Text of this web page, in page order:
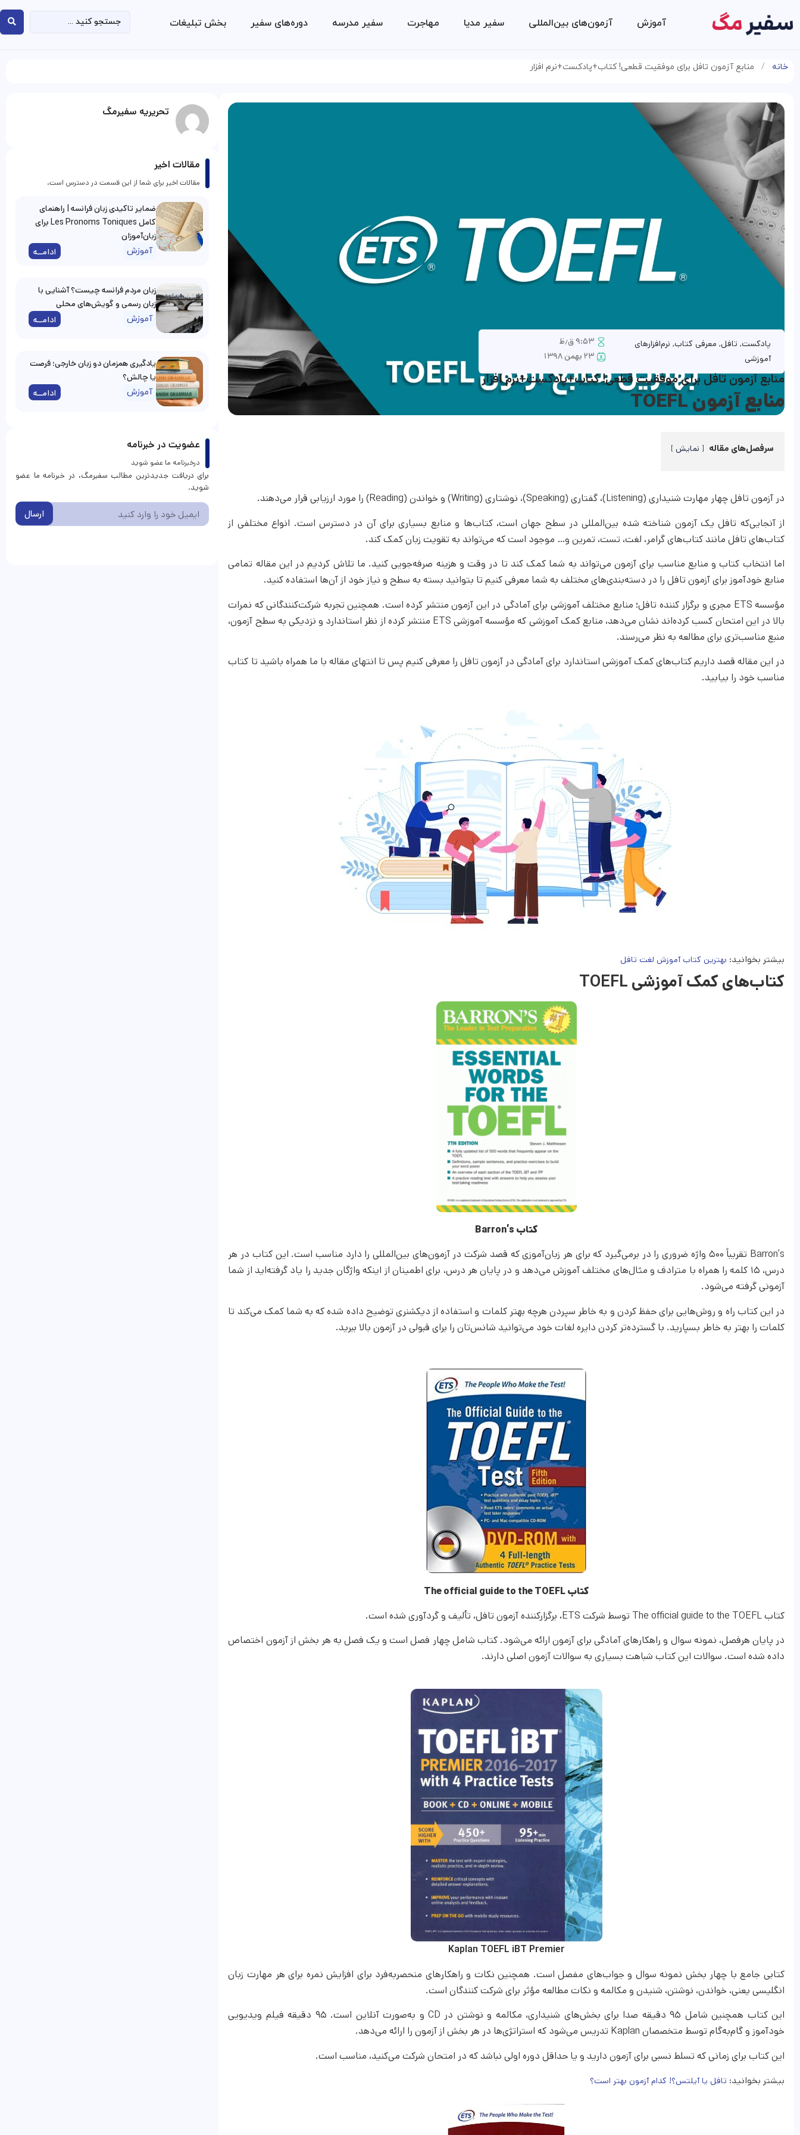
آموزش آزمون‌های بین‌المللی سفیر مدیا مهاجرت سفیر مدرسه دوره‌های سفیر بخش تبلیغات
خانه / منابع آزمون تافل برای موفقیت قطعی! کتاب+پادکست+نرم افزار
پادکست, تافل, معرفی کتاب, نرم‌افزارهای
آموزشی
۹:۵۳ ق٫ظ
۲۳ بهمن ۱۳۹۸
منابع آزمون تافل برای موفقیت قطعی! کتاب+پادکست+نرم افزار
منابع آزمون TOEFL
سرفصل‌های مقاله نمایش
در آزمون تافل چهار مهارت شنیداری (Listening)، گفتاری (Speaking)، نوشتاری (Writing) و خواندن (Reading) را مورد ارزیابی قرار می‌دهند.
از آنجایی‌که تافل یک آزمون شناخته شده بین‌المللی در سطح جهان است، کتاب‌ها و منابع بسیاری برای آن در دسترس است. انواع مختلفی از
کتاب‌های تافل مانند کتاب‌های گرامر، لغت، تست، تمرین و… موجود است که می‌تواند به تقویت زبان کمک کند.
اما انتخاب کتاب و منابع مناسب برای آزمون می‌تواند به شما کمک کند تا در وقت و هزینه صرفه‌جویی کنید. ما تلاش کردیم در این مقاله تمامی
منابع خودآموز برای آزمون تافل را در دسته‌بندی‌های مختلف به شما معرفی کنیم تا بتوانید بسته به سطح و نیاز خود از آن‌ها استفاده کنید.
مؤسسه ETS مجری و برگزار کننده تافل؛ منابع مختلف آموزشی برای آمادگی در این آزمون منتشر کرده است. همچنین تجربه شرکت‌کنندگانی که نمرات
بالا در این امتحان کسب کرده‌اند نشان می‌دهد، منابع کمک آموزشی که مؤسسه آموزشی ETS منتشر کرده از نظر استاندارد و نزدیکی به سطح آزمون،
منبع مناسب‌تری برای مطالعه به نظر می‌رسند.
در این مقاله قصد داریم کتاب‌های کمک آموزشی استاندارد برای آمادگی در آزمون تافل را معرفی کنیم پس تا انتهای مقاله با ما همراه باشید تا کتاب
مناسب خود را بیابید.
بیشتر بخوانید: بهترین کتاب آموزش لغت تافل
کتاب‌های کمک آموزشی TOEFL
کتاب Barron’s
Barron’s تقریباً ۵۰۰ واژه ضروری را در برمی‌گیرد که برای هر زبان‌آموزی که قصد شرکت در آزمون‌های بین‌المللی را دارد مناسب است. این کتاب در‌ هر
درس، ۱۵ کلمه را همراه با مترادف و مثال‌های مختلف آموزش می‌دهد و در پایان هر درس، برای اطمینان از اینکه واژگان جدید را یاد گرفته‌اید از شما
آزمونی گرفته می‌شود.
در این کتاب راه و روش‌هایی برای حفظ کردن و به خاطر سپردن هرچه بهتر کلمات و استفاده از دیکشنری توضیح داده شده که به شما کمک می‌کند تا
کلمات را بهتر به خاطر بسپارید. با گسترده‌تر کردن دایره لغات خود می‌توانید شانس‌تان را برای قبولی در آزمون بالا ببرید.
کتاب The official guide to the TOEFL
کتاب The official guide to the TOEFL توسط شرکت ETS، برگزارکننده آزمون تافل، تألیف و گرد‌آوری شده است.
در پایان هر‌فصل، نمونه سوال و راهکارهای آمادگی برای آزمون ارائه می‌شود. کتاب شامل چهار فصل است و یک فصل به هر بخش از آزمون اختصاص
داده شده است. سوالات این کتاب شباهت بسیاری به سوالات آزمون اصلی دارند.
Kaplan TOEFL iBT Premier
کتابی جامع با چهار بخش نمونه سوال و جواب‌های مفصل است. همچنین نکات و راهکار‌های منحصربه‌فرد برای افزایش نمره برای هر مهارت زبان
انگلیسی یعنی، خواندن، نوشتن، شنیدن و مکالمه و نکات مطالعه مؤثر برای شرکت کنندگان است.
این کتاب همچنین شامل ۹۵ دقیقه صدا برای بخش‌های شنیداری، مکالمه و نوشتن در CD و به‌صورت آنلاین است. ۹۵ دقیقه فیلم ویدیویی
خود‌‌آموز و گام‌به‌گام توسط متخصصان Kaplan تدریس می‌شود که استراتژی‌ها در هر بخش از آزمون را ارائه می‌دهد.
این کتاب برای زمانی که تسلط نسبی برای آزمون دارید و یا حداقل دوره اولی نباشد که در امتحان شرکت می‌کنید، مناسب است.
بیشتر بخوانید: تافل یا آیلتس؟! کدام آزمون بهتر است؟
تحریریه سفیرمگ
مقالات اخیر
مقالات اخیر برای شما از این قسمت در دسترس است.
ضمایر تاکیدی زبان فرانسه | راهنمای
کامل Les Pronoms Toniques برای
زبان‌آموزان
آموزش ادامــه
زبان مردم فرانسه چیست؟ آشنایی با
زبان رسمی و گویش‌های محلی
آموزش ادامــه
یادگیری همزمان دو زبان خارجی؛ فرصت
یا چالش؟
آموزش ادامــه
عضویت در خبرنامه
درخبرنامه ما عضو شوید
برای دریافت جدیدترین مطالب سفیرمگ، در خبرنامه ما عضو
شوید.
ارسال